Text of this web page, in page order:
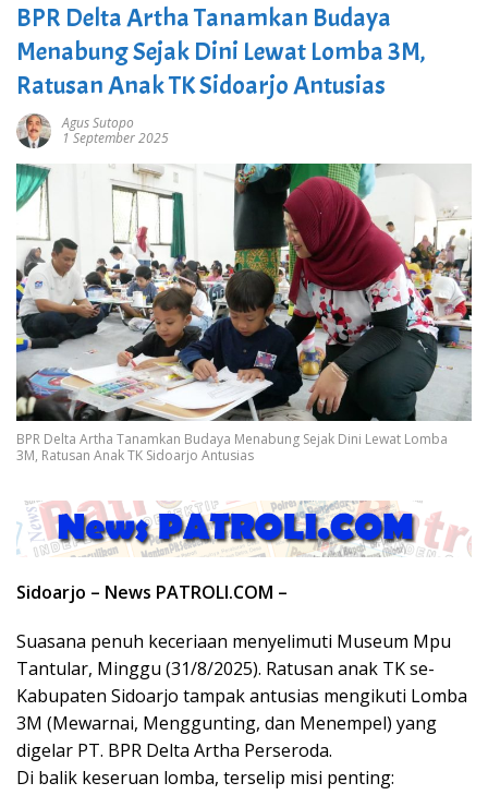
BPR Delta Artha Tanamkan Budaya
Menabung Sejak Dini Lewat Lomba 3M,
Ratusan Anak TK Sidoarjo Antusias
Agus Sutopo
1 September 2025
BPR Delta Artha Tanamkan Budaya Menabung Sejak Dini Lewat Lomba
3M, Ratusan Anak TK Sidoarjo Antusias
Sidoarjo – News PATROLI.COM –
Suasana penuh keceriaan menyelimuti Museum Mpu
Tantular, Minggu (31/8/2025). Ratusan anak TK se-
Kabupaten Sidoarjo tampak antusias mengikuti Lomba
3M (Mewarnai, Menggunting, dan Menempel) yang
digelar PT. BPR Delta Artha Perseroda.
Di balik keseruan lomba, terselip misi penting: